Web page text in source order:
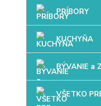
PRÍBORY
KUCHYŇA
BÝVANIE a
VŠETKO